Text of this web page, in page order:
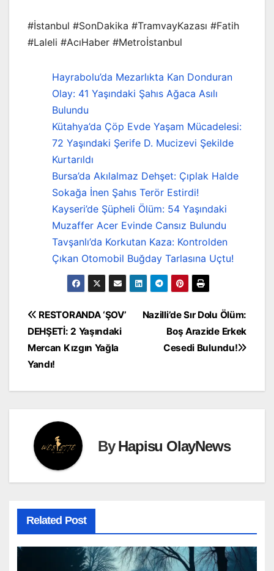
#İstanbul #SonDakika #TramvayKazası #Fatih
#Laleli #AcıHaber #Metroİstanbul
Hayrabolu’da Mezarlıkta Kan Donduran
Olay: 41 Yaşındaki Şahıs Ağaca Asılı
Bulundu
Kütahya’da Çöp Evde Yaşam Mücadelesi:
72 Yaşındaki Şerife D. Mucizevi Şekilde
Kurtarıldı
Bursa’da Akılalmaz Dehşet: Çıplak Halde
Sokağa İnen Şahıs Terör Estirdi!
Kayseri’de Şüpheli Ölüm: 54 Yaşındaki
Muzaffer Acer Evinde Cansız Bulundu
Tavşanlı’da Korkutan Kaza: Kontrolden
Çıkan Otomobil Buğday Tarlasına Uçtu!
Yazı
gezinmesi
Nazilli’de Sır Dolu Ölüm:
Boş Arazide Erkek
Cesedi Bulundu!
RESTORANDA ‘ŞOV’
DEHŞETİ: 2 Yaşındaki
Mercan Kızgın Yağla
Yandı!
ByHapisu OlayNews
Related Post